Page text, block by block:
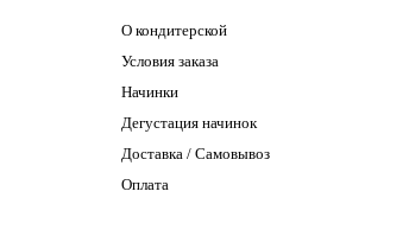
О кондитерской
Условия заказа
Начинки
Дегустация начинок
Доставка / Самовывоз
Оплата